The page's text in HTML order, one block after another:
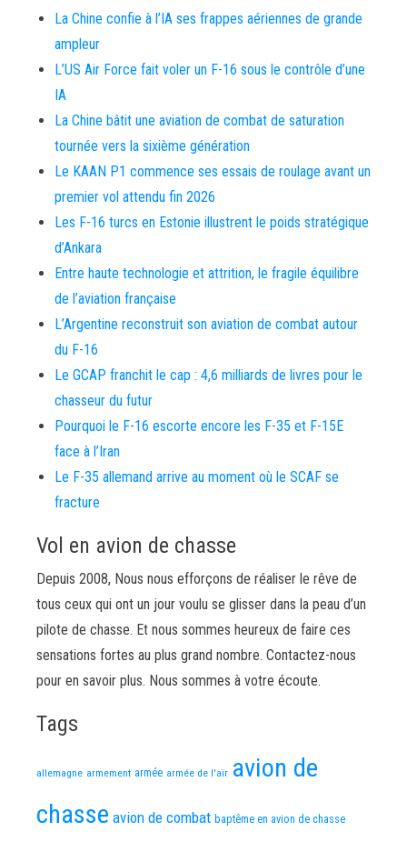
La Chine confie à l’IA ses frappes aériennes de grande
ampleur
L’US Air Force fait voler un F-16 sous le contrôle d’une
IA
La Chine bâtit une aviation de combat de saturation
tournée vers la sixième génération
Le KAAN P1 commence ses essais de roulage avant un
premier vol attendu fin 2026
Les F-16 turcs en Estonie illustrent le poids stratégique
d’Ankara
Entre haute technologie et attrition, le fragile équilibre
de l’aviation française
L’Argentine reconstruit son aviation de combat autour
du F-16
Le GCAP franchit le cap : 4,6 milliards de livres pour le
chasseur du futur
Pourquoi le F-16 escorte encore les F-35 et F-15E
face à l’Iran
Le F-35 allemand arrive au moment où le SCAF se
fracture
Vol en avion de chasse
Depuis 2008, Nous nous efforçons de réaliser le rêve de
tous ceux qui ont un jour voulu se glisser dans la peau d’un
pilote de chasse. Et nous sommes heureux de faire ces
sensations fortes au plus grand nombre. Contactez-nous
pour en savoir plus. Nous sommes à votre écoute.
Tags
allemagne armement armée armée de l'air avion de
chasse avion de combat baptême en avion de chasse